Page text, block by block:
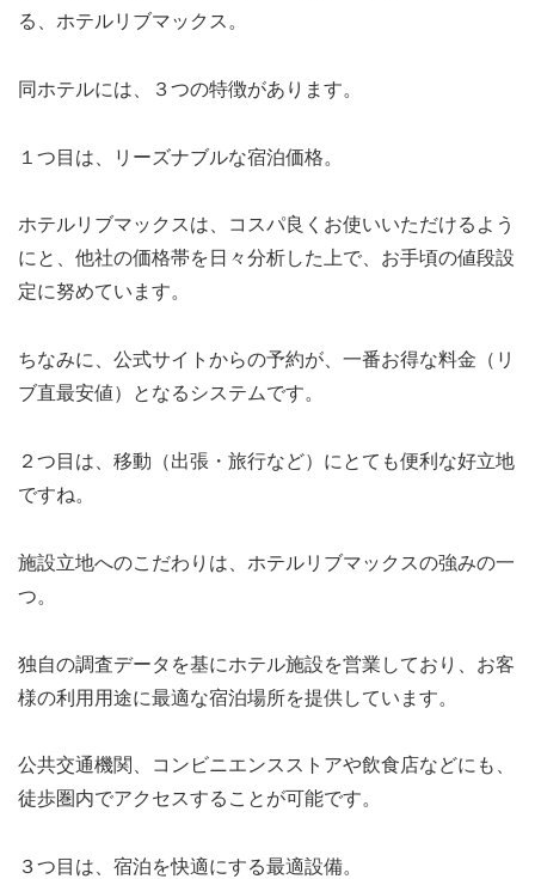
る、ホテルリブマックス。
同ホテルには、３つの特徴があります。
１つ目は、リーズナブルな宿泊価格。
ホテルリブマックスは、コスパ良くお使いいただけるよう
にと、他社の価格帯を日々分析した上で、お手頃の値段設
定に努めています。
ちなみに、公式サイトからの予約が、一番お得な料金（リ
ブ直最安値）となるシステムです。
２つ目は、移動（出張・旅行など）にとても便利な好立地
ですね。
施設立地へのこだわりは、ホテルリブマックスの強みの一
つ。
独自の調査データを基にホテル施設を営業しており、お客
様の利用用途に最適な宿泊場所を提供しています。
公共交通機関、コンビニエンスストアや飲食店などにも、
徒歩圏内でアクセスすることが可能です。
３つ目は、宿泊を快適にする最適設備。